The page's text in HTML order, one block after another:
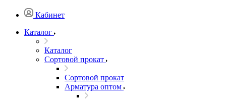
Кабинет
Каталог
Каталог
Сортовой прокат
Сортовой прокат
Арматура оптом